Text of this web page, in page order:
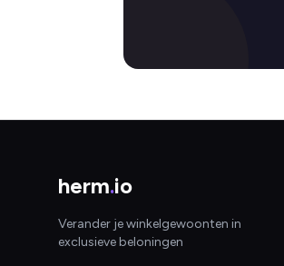
herm.io
Verander je winkelgewoonten in
exclusieve beloningen